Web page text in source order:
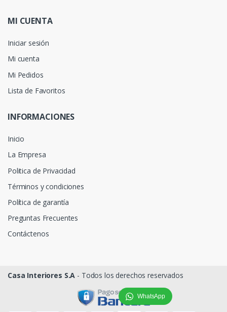
MI CUENTA
Iniciar sesión
Mi cuenta
Mi Pedidos
Lista de Favoritos
INFORMACIONES
Inicio
La Empresa
Politica de Privacidad
Términos y condiciones
Política de garantía
Preguntas Frecuentes
Contáctenos
Casa Interiores S.A - Todos los derechos reservados
WhatsApp